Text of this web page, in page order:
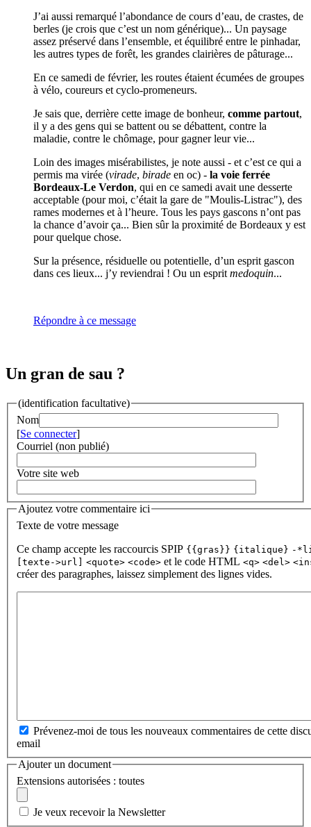
J’ai aussi remarqué l’abondance de cours d’eau, de crastes, de
berles (je crois que c’est un nom générique)... Un paysage
assez préservé dans l’ensemble, et équilibré entre le pinhadar,
les autres types de forêt, les grandes clairières de pâturage...
En ce samedi de février, les routes étaient écumées de groupes
à vélo, coureurs et cyclo-promeneurs.
Je sais que, derrière cette image de bonheur, comme partout,
il y a des gens qui se battent ou se débattent, contre la
maladie, contre le chômage, pour gagner leur vie...
Loin des images misérabilistes, je note aussi - et c’est ce qui a
permis ma virée (virade, birade en oc) - la voie ferrée
Bordeaux-Le Verdon, qui en ce samedi avait une desserte
acceptable (pour moi, c’était la gare de "Moulis-Listrac"), des
rames modernes et à l’heure. Tous les pays gascons n’ont pas
la chance d’avoir ça... Bien sûr la proximité de Bordeaux y est
pour quelque chose.
Sur la présence, résiduelle ou potentielle, d’un esprit gascon
dans ces lieux... j’y reviendrai ! Ou un esprit medoquin...
Répondre à ce message
Un gran de sau ?
(identification facultative)
Nom
[Se connecter]
Courriel (non publié)
Votre site web
Ajoutez votre commentaire ici
Texte de votre message
Ce champ accepte les raccourcis SPIP {{gras}} {italique} -
[texte->url]
<quote> <code> et le code HTML <q> <del>
créer des paragraphes, laissez simplement des lignes vides.
Prévenez-moi de tous les nouveaux commentaires de cette
email
Ajouter un document
Extensions autorisées : toutes
Je veux recevoir la Newsletter